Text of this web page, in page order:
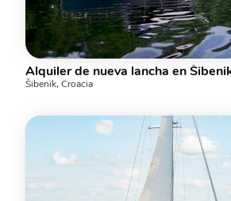
Alquiler de nueva lancha en
Šibenik, Croacia